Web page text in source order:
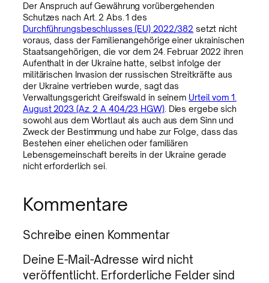
Der Anspruch auf Gewährung vorübergehenden
Schutzes nach Art. 2 Abs. 1 des
Durchführungsbeschlusses (EU) 2022/382 setzt nicht
voraus, dass der Familienangehörige einer ukrainischen
Staatsangehörigen, die vor dem 24. Februar 2022 ihren
Aufenthalt in der Ukraine hatte, selbst infolge der
militärischen Invasion der russischen Streitkräfte aus
der Ukraine vertrieben wurde, sagt das
Verwaltungsgericht Greifswald in seinem Urteil vom 1.
August 2023 (Az. 2 A 404/23 HGW). Dies ergebe sich
sowohl aus dem Wortlaut als auch aus dem Sinn und
Zweck der Bestimmung und habe zur Folge, dass das
Bestehen einer ehelichen oder familiären
Lebensgemeinschaft bereits in der Ukraine gerade
nicht erforderlich sei.
Kommentare
Schreibe einen Kommentar
Deine E-Mail-Adresse wird nicht
veröffentlicht. Erforderliche Felder sind